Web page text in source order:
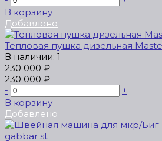
В корзину
Добавлено
Тепловая пушка дизельная
В наличии: 1
230 000 ₽
230 000 ₽
-
+
В корзину
Добавлено